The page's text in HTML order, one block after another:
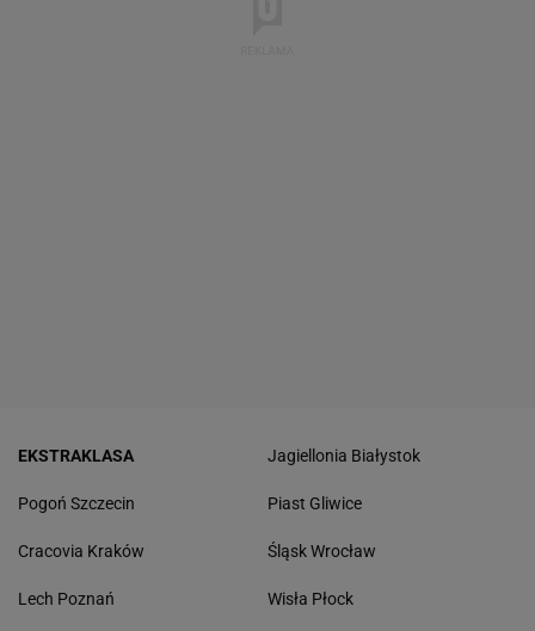
EKSTRAKLASA
Pogoń Szczecin
Cracovia Kraków
Lech Poznań
Jagiellonia Białystok
Piast Gliwice
Śląsk Wrocław
Wisła Płock